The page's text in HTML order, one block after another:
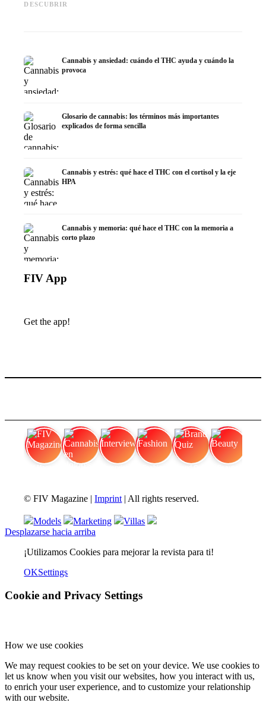
DESCUBRIR
la investigación
Cannabis y ansiedad: cuándo el THC ayuda y cuándo la
provoca
Glosario de cannabis: los términos más importantes
explicados de forma sencilla
Cannabis y estrés: qué hace el THC con el cortisol y la eje
HPA
Cannabis y memoria: qué hace el THC con la memoria a
corto plazo
FIV App
Get the app!
© FIV Magazine |Imprint | All rights reserved.
Models Marketing
Villas
Desplazarse hacia arriba
¡Utilizamos Cookies para mejorar la revista para ti!
OKSettings
Cookie and Privacy Settings
How we use cookies
We may request cookies to be set on your device. We use cookies to
let us know when you visit our websites, how you interact with us,
to enrich your user experience, and to customize your relationship
with our website.